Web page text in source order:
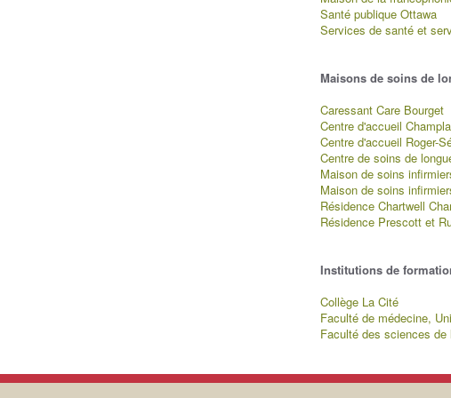
Santé publique Ottawa
Services de santé et
Maisons de soins de
Caressant Care Bourget
Centre d'accueil
Centre d'accueil Roger-
Centre de soins de
Maison de soins
Maison de soins
Résidence Chartwell
Résidence Prescott et
Institutions de
Collège La Cité
Faculté de médecine,
Faculté des sciences